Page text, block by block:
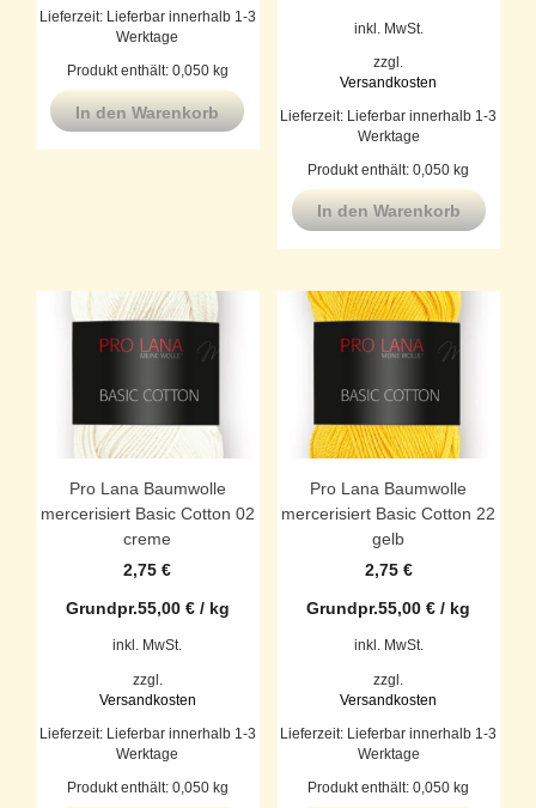
Lieferzeit:
Lieferbar innerhalb 1-3
Werktage
Produkt enthält: 0,050 kg
In den Warenkorb
inkl. MwSt.
zzgl.
Versandkosten
Lieferzeit: Lieferbar innerhalb 1-3
Werktage
Produkt enthält: 0,050 kg
In den Warenkorb
Pro Lana Baumwolle
mercerisiert Basic Cotton 02
creme
2,75€
Grundpr.55,00 €/ kg
inkl. MwSt.
zzgl.
Versandkosten
Lieferzeit: Lieferbar innerhalb 1-3
Werktage
Produkt enthält: 0,050 kg
Pro Lana Baumwolle
mercerisiert Basic Cotton 22
gelb
2,75 €
Grundpr.55,00€ / kg
inkl. MwSt.
zzgl.
Versandkosten
Lieferzeit: Lieferbar innerhalb 1-3
Werktage
Produkt enthält: 0,050kg